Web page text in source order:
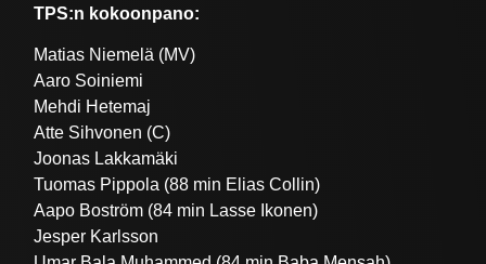
TPS:n kokoonpano:
Matias Niemelä (MV)
Aaro Soiniemi
Mehdi Hetemaj
Atte Sihvonen (C)
Joonas Lakkamäki
Tuomas Pippola (88 min Elias Collin)
Aapo Boström (84 min Lasse Ikonen)
Jesper Karlsson